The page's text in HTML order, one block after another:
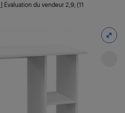
Évaluation du vendeur 2,9; (11